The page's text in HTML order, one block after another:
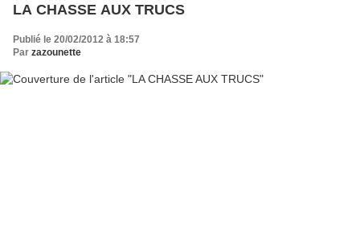
LA CHASSE AUX TRUCS
Publié le 20/02/2012 à 18:57
Par zazounette